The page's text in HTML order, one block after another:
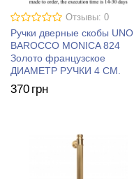
Отзывы: 0
Ручки дверные скобы UNO
BAROCCO MONICA 824
Золото французское
ДИАМЕТР РУЧКИ 4 СМ.
370 грн